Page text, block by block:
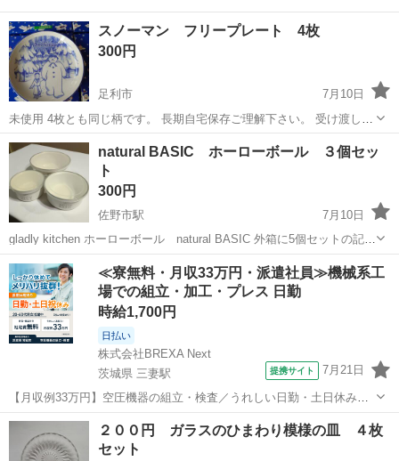
スノーマン フリープレート 4枚
300円
足利市
7月10日
未使用 4枚とも同じ柄です。 長期自宅保存ご理解下さい。 受け渡しは
土日限定でお願いします。
栃木 足利市
natural BASIC ホーローボール ３個セッ
ト
300円
佐野市駅
7月10日
gladly kitchen ホーローボール natural BASIC 外箱に5個セットの記載
がありますが当出品は3個セットです、ご留意ください。 【サイズ】
高さ：5cm、5.5cm、6.5cm 幅：10cm、12cm...
栃木 佐野市 佐野市駅 食器
≪寮無料・月収33万円・派遣社員≫機械系工
場での組立・加工・プレス 日勤
時給1,700円
日払い
株式会社BREXA Next
茨城県 三妻駅
提携サイト 7月21日
【月収例33万円】空圧機器の組立・検査／うれしい日勤・土日休み／
無料の社宅付き◎ 人気の工場のお仕事 ◇空気圧制御機器製品の組立・
検査作業◇ ・調整機器の組立作業 ★工場未経験者でも安心して働ける
環境になります。 ★細...
茨城 常総市 三妻駅 その他
２００円 ガラスのひまわり模様の皿 ４枚
セット